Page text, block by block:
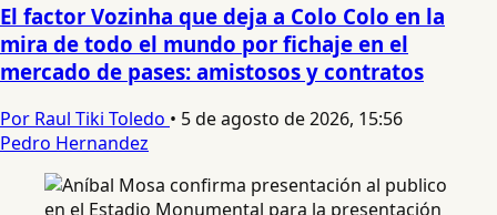
El factor Vozinha que deja a Colo Colo en la
mira de todo el mundo por fichaje en el
mercado de pases: amistosos y contratos
Por Raul Tiki Toledo • 5 de agosto de 2026, 15:56
Pedro Hernandez